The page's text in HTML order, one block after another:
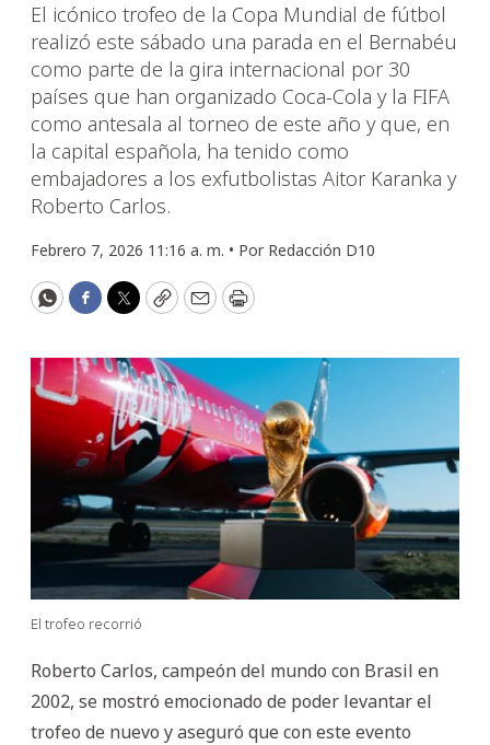
El icónico trofeo de la Copa Mundial de fútbol
realizó este sábado una parada en el Bernabéu
como parte de la gira internacional por 30
países que han organizado Coca-Cola y la FIFA
como antesala al torneo de este año y que, en
la capital española, ha tenido como
embajadores a los exfutbolistas Aitor Karanka y
Roberto Carlos.
Febrero 7, 2026 11:16 a. m. • Por Redacción D10
WhatsApp
Facebook
Twitter
CopyEmailPrint
El trofeo recorrió
Roberto Carlos, campeón del mundo con Brasil en
2002, se mostró emocionado de poder levantar el
trofeo de nuevo y aseguró que con este evento